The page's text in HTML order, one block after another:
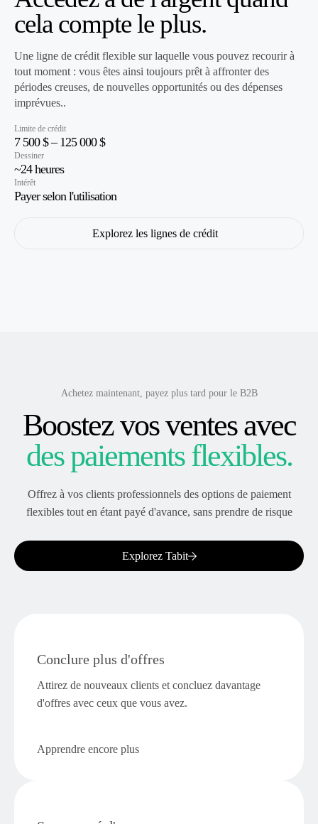
cela compte le plus.
Une ligne de crédit flexible sur laquelle vous pouvez recourir à
tout moment : vous êtes ainsi toujours prêt à affronter des
périodes creuses, de nouvelles opportunités ou des dépenses
imprévues..
Limite de crédit
7 500 $ – 125 000 $
Dessiner
~24 heures
Intérêt
Payer selon l'utilisation
Explorez les lignes de crédit
Achetez maintenant, payez plus tard pour le B2B
Boostez vos ventes avec
des paiements flexibles.
Offrez à vos clients professionnels des options de paiement
flexibles tout en étant payé d'avance, sans prendre de risque
Explorez Tabit
Conclure plus d'offres
Attirez de nouveaux clients et concluez davantage
d'offres avec ceux que vous avez.
Apprendre encore plus